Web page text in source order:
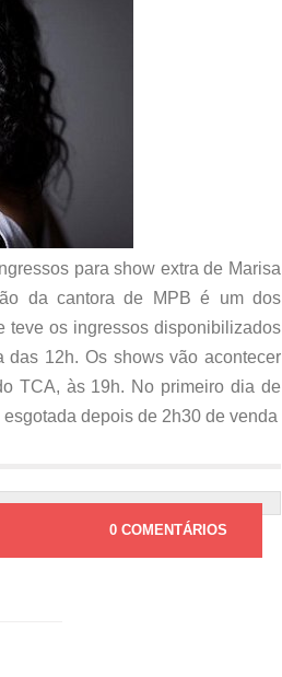
para show extra de Marisa
da cantora de MPB é um dos
teve os ingressos disponibilizados
12h. Os shows vão acontecer
TCA, às 19h. No primeiro dia de
depois de 2h30 de venda
0 COMENTÁRIOS